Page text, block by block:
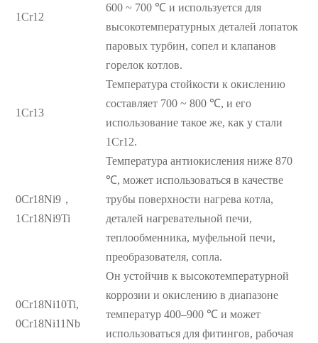
1Cr12
600 ~ 700 ℃ и используется для
высокотемпературных деталей лопаток
паровых турбин, сопел и клапанов
горелок котлов.
1Cr13
Температура стойкости к окислению
составляет 700 ~ 800 ℃, и его
использование такое же, как у стали
1Cr12.
0Cr18Ni9，
1Cr18Ni9Ti
Температура антиокисления ниже 870
℃, может использоваться в качестве
трубы поверхности нагрева котла,
деталей нагревательной печи,
теплообменника, муфельной печи,
преобразователя, сопла.
0Cr18Ni10Ti,
0Cr18Ni11Nb
Он устойчив к высокотемпературной
коррозии и окислению в диапазоне
температур 400–900 ℃ и может
использоваться для фитингов, рабочая